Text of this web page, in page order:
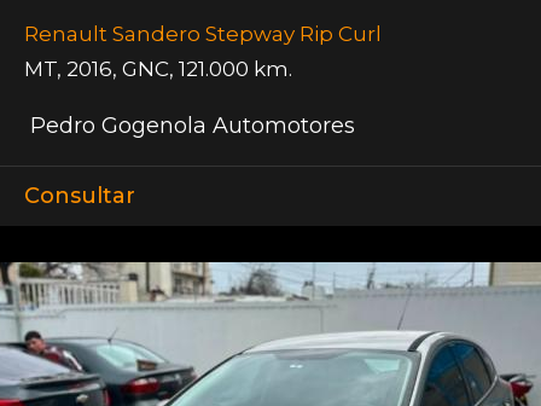
Renault Sandero Stepway Rip Curl
MT, 2016, GNC, 121.000 km.
Pedro Gogenola Automotores
Consultar